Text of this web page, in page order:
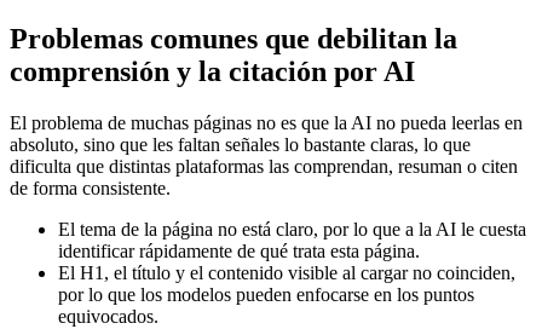
Problemas comunes que debilitan la
comprensión y la citación por AI
El problema de muchas páginas no es que la AI no pueda leerlas en
absoluto, sino que les faltan señales lo bastante claras, lo que
dificulta que distintas plataformas las comprendan, resuman o citen
de forma consistente.
El tema de la página no está claro, por lo que a la AI le cuesta
identificar rápidamente de qué trata esta página.
El H1, el título y el contenido visible al cargar no coinciden,
por lo que los modelos pueden enfocarse en los puntos
equivocados.